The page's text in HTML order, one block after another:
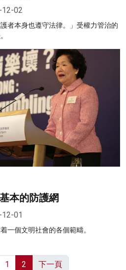
02
者本身也遵守法律。」受權力管治的
本的防護網
01
一個文明社會的各個範疇。
1 2 下一頁